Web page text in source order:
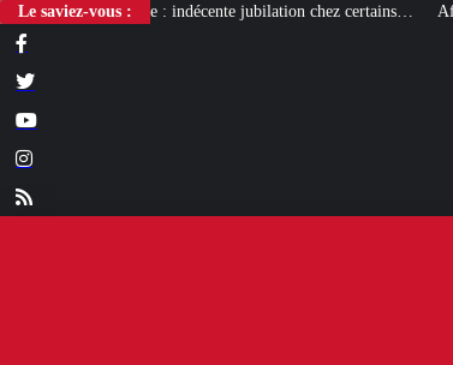
Le saviez-vous :
jubilation chez certains… Affaire Lyhanna : un nouveau